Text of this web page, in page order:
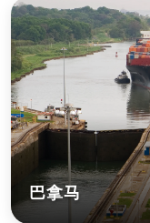
巴拿马